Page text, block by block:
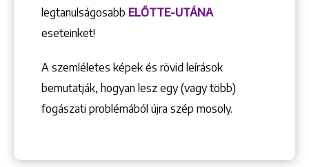
legtanulságosabb ELŐTTE-UTÁNA
eseteinket!
A szemléletes képek és rövid leírások
bemutatják, hogyan lesz egy (vagy több)
fogászati problémából újra szép mosoly.